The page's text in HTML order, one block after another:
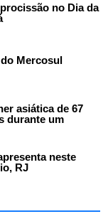
no Dia da
Mercosul
asiática de 67
durante um
neste
RJ